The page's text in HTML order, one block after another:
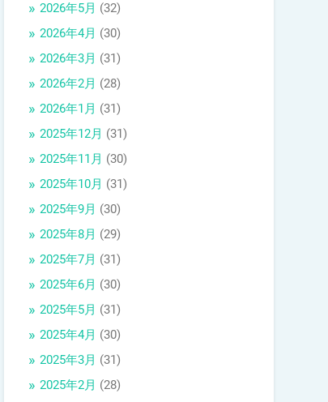
2026年5月 (32)
2026年4月 (30)
2026年3月 (31)
2026年2月 (28)
2026年1月 (31)
2025年12月 (31)
2025年11月 (30)
2025年10月 (31)
2025年9月 (30)
2025年8月 (29)
2025年7月 (31)
2025年6月 (30)
2025年5月 (31)
2025年4月 (30)
2025年3月 (31)
2025年2月 (28)